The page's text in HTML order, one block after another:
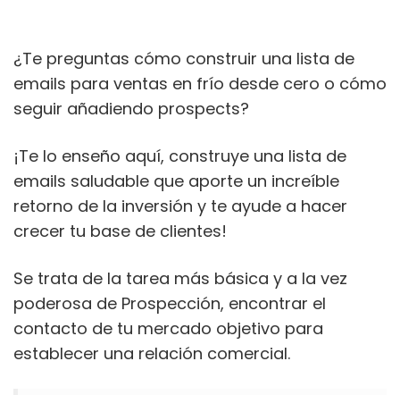
¿Te preguntas cómo construir una lista de
emails para ventas en frío desde cero o cómo
seguir añadiendo prospects?
¡Te lo enseño aquí, construye una lista de
emails saludable que aporte un increíble
retorno de la inversión y te ayude a hacer
crecer tu base de clientes!
Se trata de la tarea más básica y a la vez
poderosa de Prospección, encontrar el
contacto de tu mercado objetivo para
establecer una relación comercial.